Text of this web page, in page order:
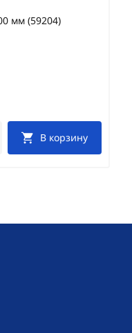
мм (59204)
В корзину